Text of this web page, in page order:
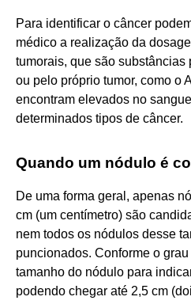
Para identificar o câncer
médico a realização da
tumorais, que são
ou pelo próprio tumor, como o
encontram elevados no
determinados tipos de câncer.
Quando um nódulo é
De uma forma geral, apenas
cm (um centímetro) são
nem todos os nódulos desse
puncionados. Conforme o
tamanho do nódulo para
podendo chegar até 2,5 cm